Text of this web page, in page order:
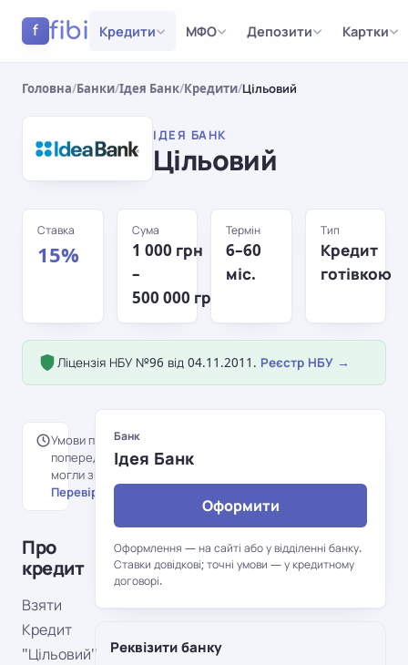
f fibi Кредити МФО Депозити Картки
Головна/Банки/Ідея Банк/Кредити/Цільовий
ІДЕЯ БАНК
Цільовий
Ставка
15%
Сума
1 000 грн
–
500 000 грн
Термін
6–60
міс.
Тип
Кредит
готівкою
Ліцензія НБУ №96 від 04.11.2011. Реєстр НБУ →
Умови перенесені з
попередньої версії порталу й
могли змінитися.
Перевірити на сайті банку →
Про
кредит
Взяти
Кредит
"Цільовий"
Банк
Ідея Банк
Оформити
Оформлення — на сайті або у відділенні банку.
Ставки довідкові; точні умови — у кредитному
договорі.
Реквізити банку